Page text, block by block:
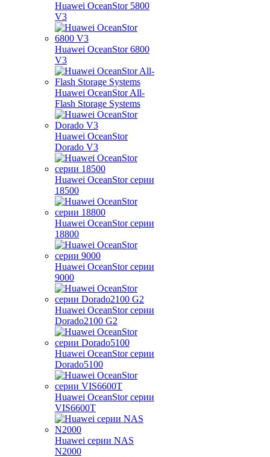
Huawei OceanStor 5800
V3
Huawei OceanStor 6800
V3
Huawei OceanStor All-
Flash Storage Systems
Huawei OceanStor
Dorado V3
Huawei OceanStor серии
18500
Huawei OceanStor серии
18800
Huawei OceanStor серии
9000
Huawei OceanStor серии
Dorado2100 G2
Huawei OceanStor серии
Dorado5100
Huawei OceanStor серии
VIS6600T
Huawei серии NAS
N2000